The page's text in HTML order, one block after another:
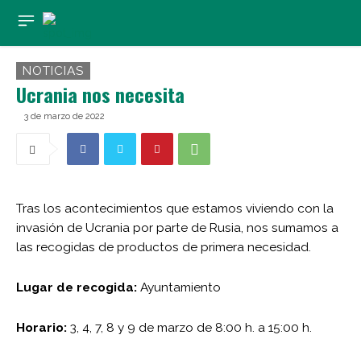
NOTICIAS
Ucrania nos necesita
3 de marzo de 2022
Tras los acontecimientos que estamos viviendo con la
invasión de Ucrania por parte de Rusia, nos sumamos a
las recogidas de productos de primera necesidad.
Lugar de recogida: Ayuntamiento
Horario: 3, 4, 7, 8 y 9 de marzo de 8:00 h. a 15:00 h.